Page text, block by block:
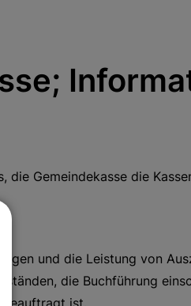
die Gemeindekasse die
und die Leistung von
die Buchführung